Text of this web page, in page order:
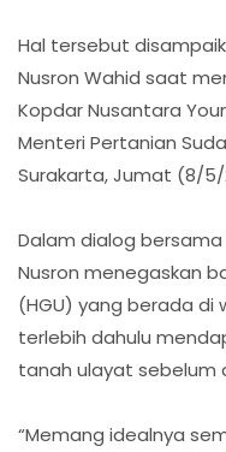
Hal tersebut
Nusron Wahid saat
Kopdar Nusantara
Menteri Pertanian
Surakarta, Jumat (8/5/
Dalam dialog
Nusron menegaskan
(HGU) yang berada di
terlebih dahulu
tanah ulayat sebelum
“Memang idealnya